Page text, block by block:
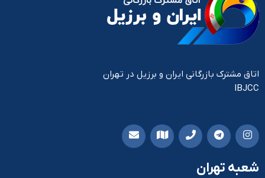
اتاق مشترک بازرگانی ایران و برزیل در تهران
IBJCC
شعبه تهران